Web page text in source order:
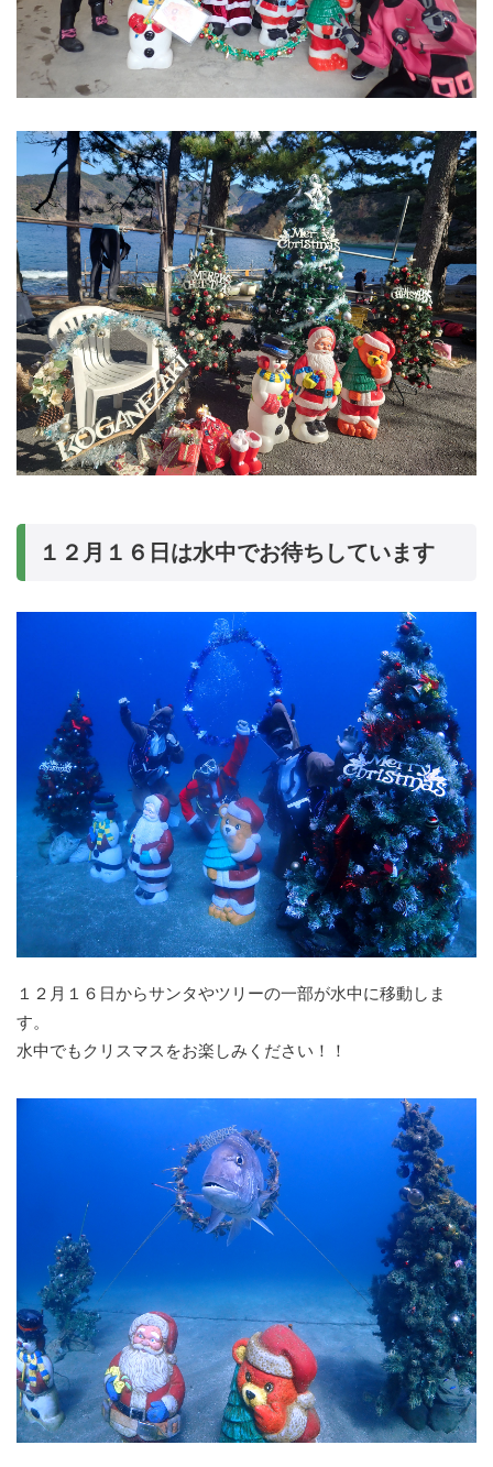
１２月１６日は水中でお待ちしています
１２月１６日からサンタやツリーの一部が水中に移動しま
す。
水中でもクリスマスをお楽しみください！！